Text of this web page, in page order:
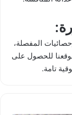
المفصلة،
موقعنا للحصول على
تامة.